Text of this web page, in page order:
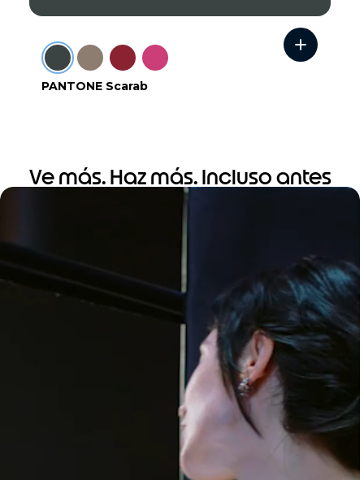
PANTONE Scarab
Ve más. Haz más. Incluso antes
de abrirlo.